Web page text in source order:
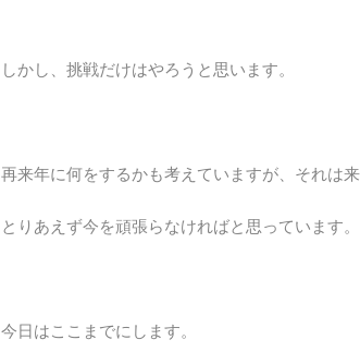
しかし、挑戦だけはやろうと思います。
再来年に何をするかも考えていますが、それは
とりあえず今を頑張らなければと思っています。
今日はここまでにします。